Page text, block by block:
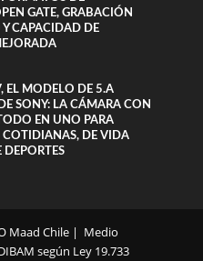
GATE, GRABACIÓN
Y CAPACIDAD DE
EL MODELO DE 5.A
SONY: LA CÁMARA CON
EN UNO PARA
COTIDIANAS, DE VIDA
DEPORTES
Maad Chile | Medio
según Ley 19.733